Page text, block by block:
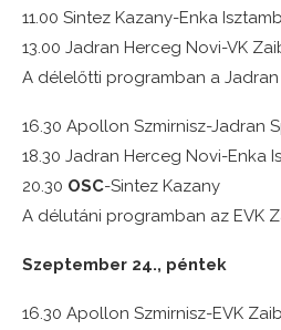
11.00 Sintez Kazany-Enka
13.00 Jadran Herceg Novi-VK
A délelőtti programban a Jadran
16.30 Apollon Szmirnisz-Jadran
18.30 Jadran Herceg Novi-Enka
20.30 OSC-Sintez Kazany
A délutáni programban az EVK
Szeptember 24., péntek
16.30 Apollon Szmirnisz-EVK